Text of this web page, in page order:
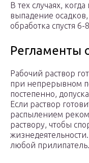
В тех случаях,
выпадение
обработка спустя 6-
Регламенты
Рабочий раствор
при непрерывном
постепенно,
Если раствор
распылением
раствору, чтобы
любой прилипатель.